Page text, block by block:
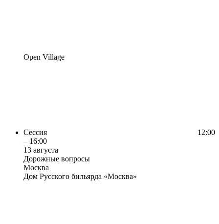
Open Village
Сессия
12:00
– 16:00
13 августа
Дорожные вопросы
Москва
Дом Русского бильярда «Москва»